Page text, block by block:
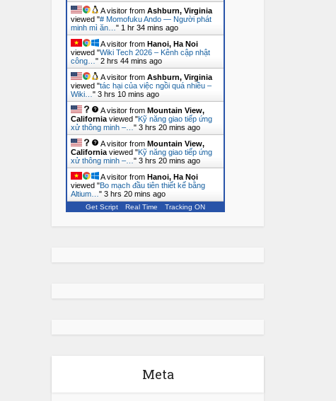
A visitor from Ashburn, Virginia
viewed "# Momofuku Ando — Người phát
minh mì ăn… " 1 hr 34 mins ago
A visitor from Hanoi, Ha Noi
viewed "Wiki Tech 2026 – Kênh cập nhật
công… " 2 hrs 44 mins ago
A visitor from Ashburn, Virginia
viewed "tác hại của việc ngồi quá nhiều –
Wiki… " 3 hrs 10 mins ago
A visitor from Mountain View,
California viewed "Kỹ năng giao tiếp ứng
xử thông minh –… " 3 hrs 20 mins ago
A visitor from Mountain View,
California viewed "Kỹ năng giao tiếp ứng
xử thông minh –… " 3 hrs 20 mins ago
A visitor from Hanoi, Ha Noi
viewed "Bo mạch đầu tiên thiết kế bằng
Altium… " 3 hrs 20 mins ago
Get Script Real Time Tracking ON
Meta